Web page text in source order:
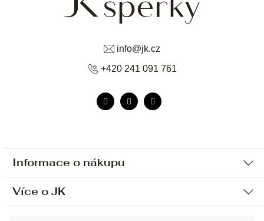
Informace o nákupu
Ochrana osobních údajů
Více o JK
info@jk.cz
+420 241 091 761